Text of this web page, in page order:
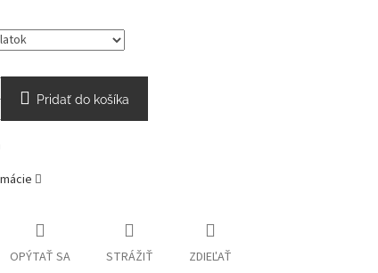
Pridať do košíka
OPÝTAŤ SA STRÁŽIŤ ZDIEĽAŤ